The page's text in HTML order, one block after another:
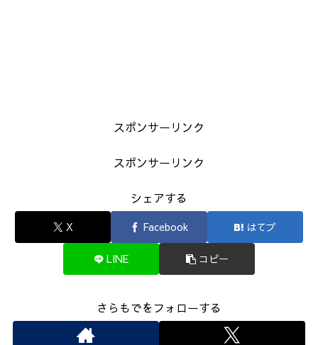
スポンサーリンク
スポンサーリンク
シェアする
X Facebook はてブ
LINE コピー
さらもでをフォローする